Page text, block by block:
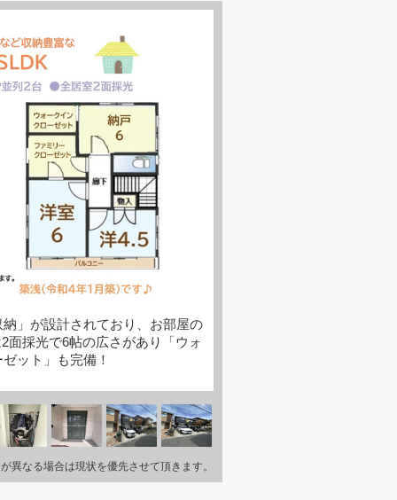
」が設計されており、お部屋の
面採光で6帖の広さがあり「ウォ
ット」も完備！
異なる場合は現状を優先させて頂きます。